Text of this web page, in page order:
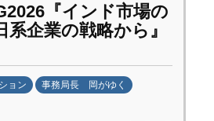
『インド市場の
系企業の戦略から 』
ョン
事務局長 岡がゆく